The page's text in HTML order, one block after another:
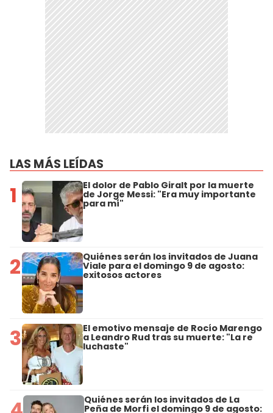
LAS MÁS LEÍDAS
1 El dolor de Pablo Giralt por la muerte
de Jorge Messi: "Era muy importante
para mí"
2 Quiénes serán los invitados de Juana
Viale para el domingo 9 de agosto:
exitosos actores
3 El emotivo mensaje de Rocío Marengo
a Leandro Rud tras su muerte: "La re
luchaste"
Quiénes serán los invitados de La
Peña de Morfi el domingo 9 de agosto: